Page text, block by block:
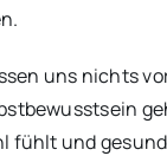
uns nichts
fühlt und